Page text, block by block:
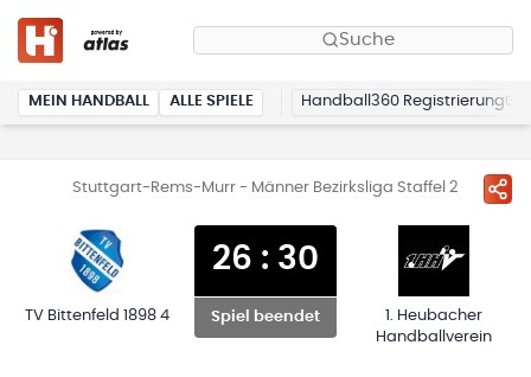
Suche
MEIN HANDBALL ALLE SPIELE Handball360 Registrierung
Stuttgart-Rems-Murr - Männer Bezirksliga Staffel 2
TV Bittenfeld 1898 4
26 : 30
Spiel beendet
1. Heubacher
Handballverein